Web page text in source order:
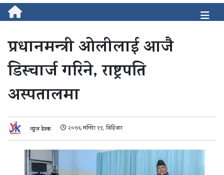
प्रधानमन्त्री ओलीलाई आजै
डिस्चार्ज गरिने, राष्ट्रपति
अस्पतालमा
न्युज डेस्क २०७६ मंग्सिर १९, बिहिबार